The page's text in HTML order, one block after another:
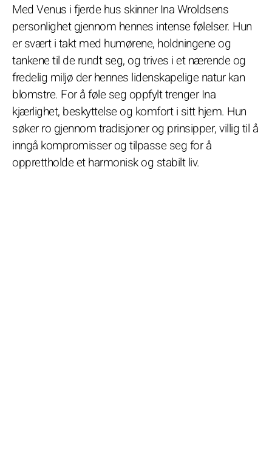
Med Venus i fjerde hus skinner Ina Wroldsens
personlighet gjennom hennes intense følelser. Hun
er svært i takt med humørene, holdningene og
tankene til de rundt seg, og trives i et nærende og
fredelig miljø der hennes lidenskapelige natur kan
blomstre. For å føle seg oppfylt trenger Ina
kjærlighet, beskyttelse og komfort i sitt hjem. Hun
søker ro gjennom tradisjoner og prinsipper, villig til å
inngå kompromisser og tilpasse seg for å
opprettholde et harmonisk og stabilt liv.